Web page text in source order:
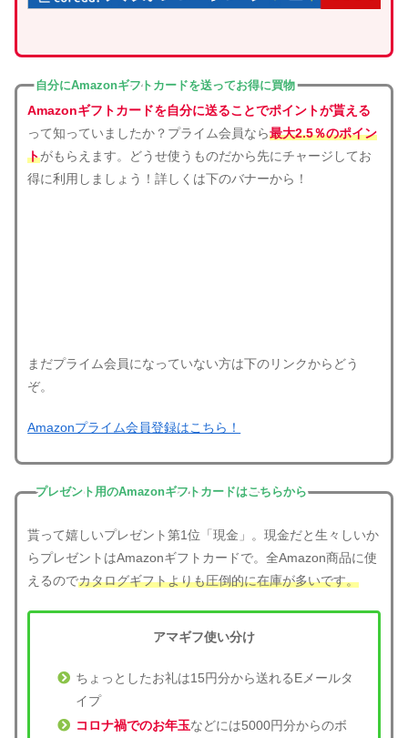
自分にAmazonギフトカードを送ってお得に買物
Amazonギフトカードを自分に送ることでポイントが貰える
って知っていましたか？プライム会員なら最大2.5％のポイン
トがもらえます。どうせ使うものだから先にチャージしてお
得に利用しましょう！詳しくは下のバナーから！
まだプライム会員になっていない方は下のリンクからどう
ぞ。
Amazonプライム会員登録はこちら！
プレゼント用のAmazonギフトカードはこちらから
貰って嬉しいプレゼント第1位「現金」。現金だと生々しいか
らプレゼントはAmazonギフトカードで。全Amazon商品に使
えるのでカタログギフトよりも圧倒的に在庫が多いです。
アマギフ使い分け
ちょっとしたお礼は15円分から送れるEメールタ
イプ
コロナ禍でのお年玉などには5000円分からのボ